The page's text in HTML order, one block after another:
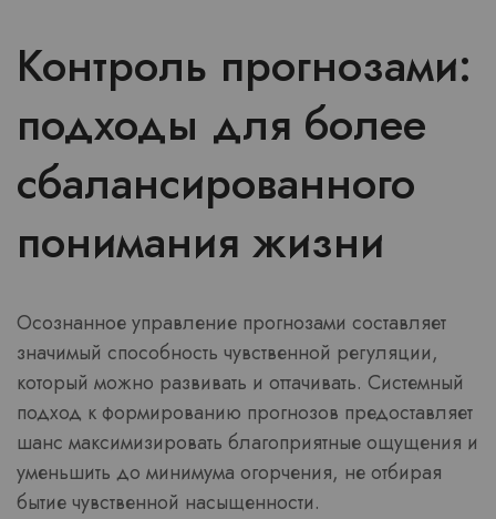
Контроль прогнозами:
подходы для более
сбалансированного
понимания жизни
Осознанное управление прогнозами составляет
значимый способность чувственной регуляции,
который можно развивать и оттачивать. Системный
подход к формированию прогнозов предоставляет
шанс максимизировать благоприятные ощущения и
уменьшить до минимума огорчения, не отбирая
бытие чувственной насыщенности.